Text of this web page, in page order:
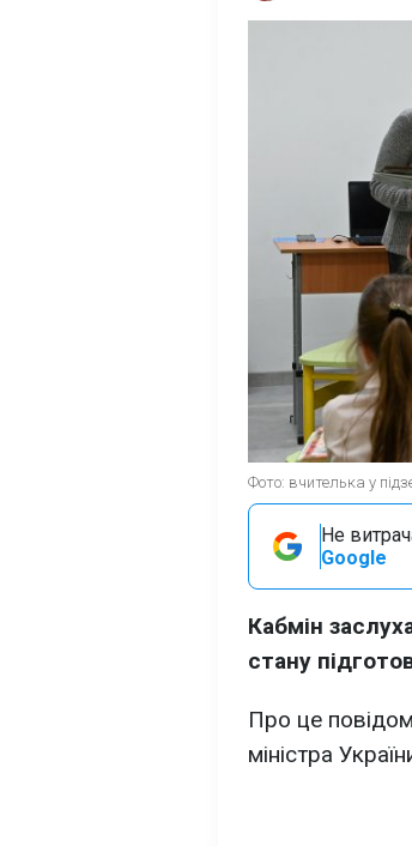
Фото: вчителька у
Не
Google
Кабмін
стану
Про це
міністра